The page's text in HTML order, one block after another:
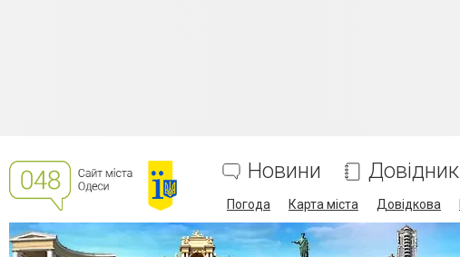
Новини Довідник
Погода Карта міста Довідкова